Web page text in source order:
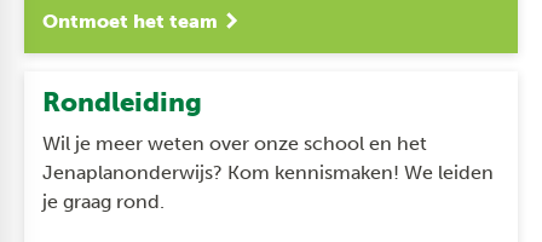
Ontmoet het team
Rondleiding
Wil je meer weten over onze school en het
Jenaplanonderwijs? Kom kennismaken! We leiden
je graag rond.